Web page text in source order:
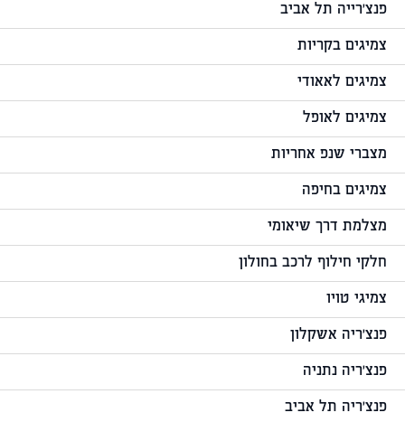
פנצ'רייה תל אביב
צמיגים בקריות
צמיגים לאאודי
צמיגים לאופל
מצברי שנפ אחריות
צמיגים בחיפה
מצלמת דרך שיאומי
חלקי חילוף לרכב בחולון
צמיגי טויו
פנצ'ריה אשקלון
פנצ'ריה נתניה
פנצ'ריה תל אביב